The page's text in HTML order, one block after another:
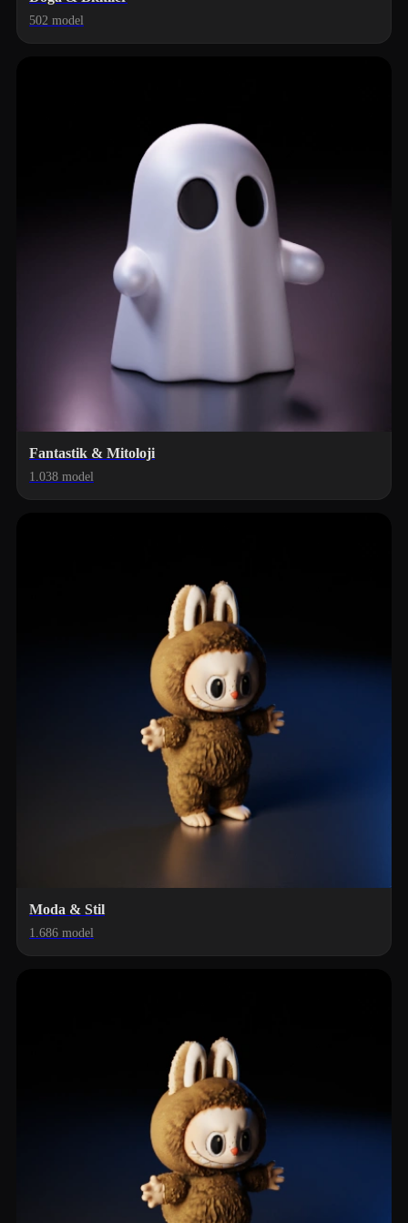
502 model
Fantastik & Mitoloji
1.038 model
Moda & Stil
1.686 model